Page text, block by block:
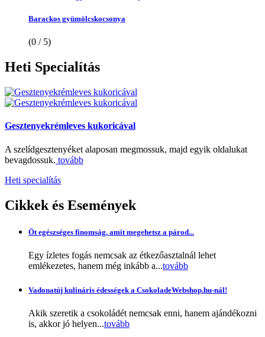
Barackos gyümölcskocsonya
(0 / 5)
Heti Specialítás
Gesztenyekrémleves kukoricával
A szelídgesztenyéket alaposan megmossuk, majd egyik oldalukat
bevagdossuk. tovább
Heti specialítás
Cikkek és Események
Öt egészséges finomság, amit megehetsz a párod...
Egy ízletes fogás nemcsak az étkezőasztalnál lehet
emlékezetes, hanem még inkább a...tovább
Vadonatúj kulináris édességek a CsokoladeWebshop.hu-nál!
Akik szeretik a csokoládét nemcsak enni, hanem ajándékozni
is, akkor jó helyen...tovább